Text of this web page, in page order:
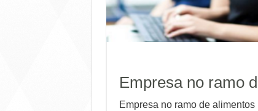
Empresa no ramo
Empresa no ramo de